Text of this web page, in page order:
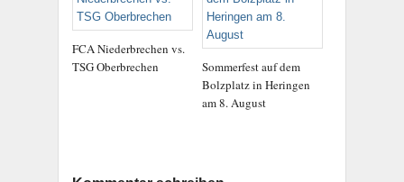
FCA Niederbrechen vs.
TSG Oberbrechen
Sommerfest auf dem
Bolzplatz in Heringen
am 8. August